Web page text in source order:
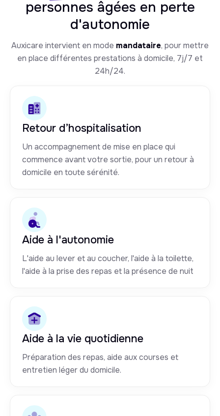
personnes âgées en perte
d'autonomie
Auxicare intervient en mode mandataire, pour mettre
en place différentes prestations à domicile, 7j/7 et
24h/24.
Retour d’hospitalisation
Un accompagnement de mise en place qui
commence avant votre sortie, pour un retour à
domicile en toute sérénité.
Aide à l'autonomie
L'aide au lever et au coucher, l'aide à la toilette,
l'aide à la prise des repas et la présence de nuit
Aide à la vie quotidienne
Préparation des repas, aide aux courses et
entretien léger du domicile.